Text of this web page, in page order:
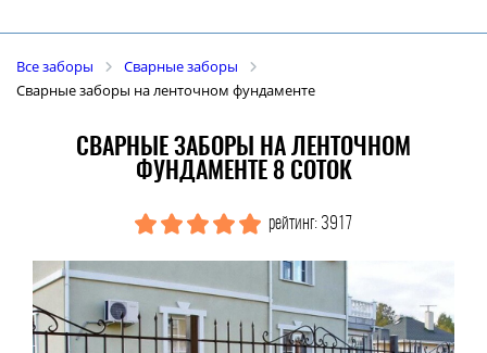
Все заборы
Сварные заборы
Сварные заборы на ленточном фундаменте
СВАРНЫЕ ЗАБОРЫ НА ЛЕНТОЧНОМ
ФУНДАМЕНТЕ 8 СОТОК
рейтинг: 3917